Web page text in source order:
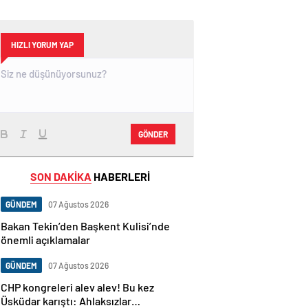
HIZLI YORUM YAP
GÖNDER
SON DAKİKA HABERLERİ
GÜNDEM 07 Ağustos 2026
Bakan Tekin’den Başkent Kulisi’nde
önemli açıklamalar
GÜNDEM 07 Ağustos 2026
CHP kongreleri alev alev! Bu kez
Üsküdar karıştı: Ahlaksızlar…